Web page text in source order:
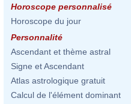
Horoscope personnalisé
Horoscope du jour
Personnalité
Ascendant et thème astral
Signe et Ascendant
Atlas astrologique gratuit
Calcul de l'élément dominant